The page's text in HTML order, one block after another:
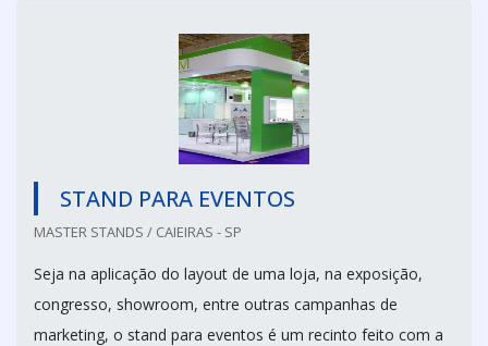
STAND PARA EVENTOS
MASTER STANDS / CAIEIRAS - SP
Seja na aplicação do layout de uma loja, na exposição,
congresso, showroom, entre outras campanhas de
marketing, o stand para eventos é um recinto feito com a